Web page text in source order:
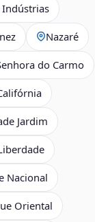
Indústrias
Nazaré
do Carmo
Jardim
Nacional
Oriental